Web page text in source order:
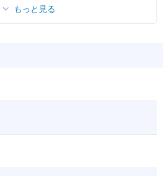
もっと見る